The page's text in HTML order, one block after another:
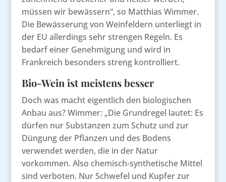
müssen wir bewässern“, so Matthias Wimmer.
Die Bewässerung von Weinfeldern unterliegt in
der EU allerdings sehr strengen Regeln. Es
bedarf einer Genehmigung und wird in
Frankreich besonders streng kontrolliert.
Bio-Wein ist meistens besser
Doch was macht eigentlich den biologischen
Anbau aus? Wimmer: „Die Grundregel lautet: Es
dürfen nur Substanzen zum Schutz und zur
Düngung der Pflanzen und des Bodens
verwendet werden, die in der Natur
vorkommen. Also chemisch-synthetische Mittel
sind verboten. Nur Schwefel und Kupfer zur